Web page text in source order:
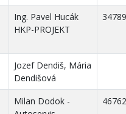
Ing. Pavel Hucák
HKP-PROJEKT
Jozef Dendiš, Mária
Dendišová
Milan Dodok -